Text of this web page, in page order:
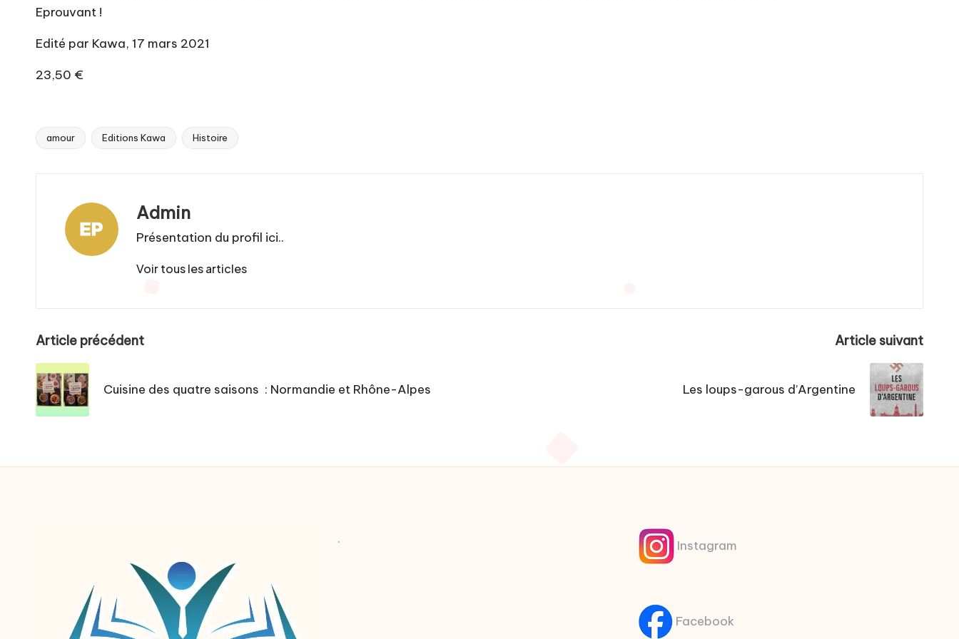
Eprouvant !
Edité par Kawa, 17 mars 2021
23,50 €
Tags:
amour Editions Kawa Histoire
Admin
Présentation du profil ici..
Voir tous les articles
Post
navigation
Article précédent
Cuisine des quatre saisons : Normandie et Rhône-Alpes
Article suivant
Les loups-garous d’Argentine
. Instagram
Facebook